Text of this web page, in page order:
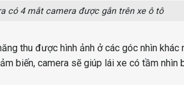
có 4 mắt camera được gắn trên xe ô tô
thu được hình ảnh ở các góc nhìn khác
biến, camera sẽ giúp lái xe có tầm